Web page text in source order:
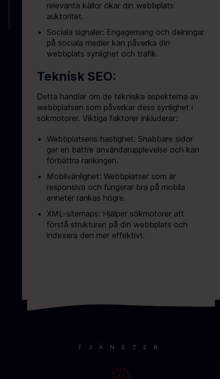
relevanta källor ökar din webbplats
auktoritet.
Sociala signaler: Engagemang och delningar
på sociala medier kan påverka din
webbplats synlighet och trafik.
Teknisk SEO:
Detta handlar om de tekniska aspekterna av
webbplatsen som påverkar dess synlighet i
sökmotorer. Viktiga faktorer inkluderar:
Webbplatsens hastighet: Snabbare sidor
ger en bättre användarupplevelse och kan
förbättra rankingen.
Mobilvänlighet: Webbplatser som är
responsiva och fungerar bra på mobila
enheter rankas högre.
XML-sitemaps: Hjälper sökmotorer att
förstå strukturen på din webbplats och
indexera den mer effektivt.
TJÄNSTER